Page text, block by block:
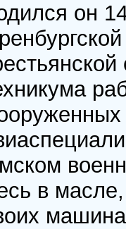
он
в